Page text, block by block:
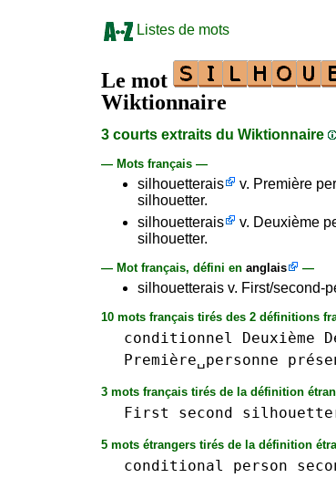
Listes de mots
Le mot
Wiktionnaire
3 courts extraits du Wiktionnaire
— Mots français —
silhouetterais
v. Première
silhouetter.
silhouetterais
v. Deuxième
silhouetter.
— Mot français, défini en anglais —
silhouetterais v. First/second-
10 mots français tirés des 2 définitions
conditionnel Deuxième
Première␣personne
3 mots français tirés de la définition
First second
5 mots étrangers tirés de la définition
conditional person